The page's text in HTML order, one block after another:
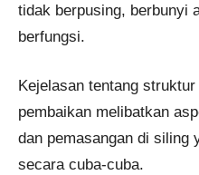
tidak berpusing, berbunyi
berfungsi.
Kejelasan tentang
pembaikan melibatkan
dan pemasangan di siling
secara cuba-cuba.